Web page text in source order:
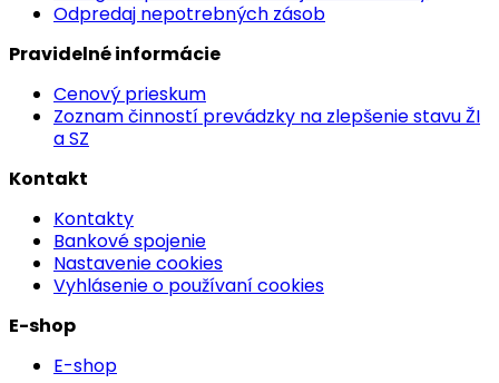
Odpredaj nepotrebných zásob
Pravidelné informácie
Cenový prieskum
Zoznam činností prevádzky na zlepšenie stavu ŽI
a SZ
Kontakt
Kontakty
Bankové spojenie
Nastavenie cookies
Vyhlásenie o používaní cookies
E-shop
E-shop